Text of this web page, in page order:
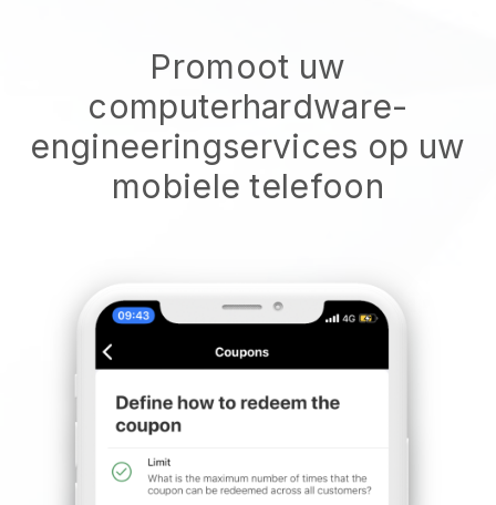
Promoot uw
computerhardware-
engineeringservices op uw
mobiele telefoon